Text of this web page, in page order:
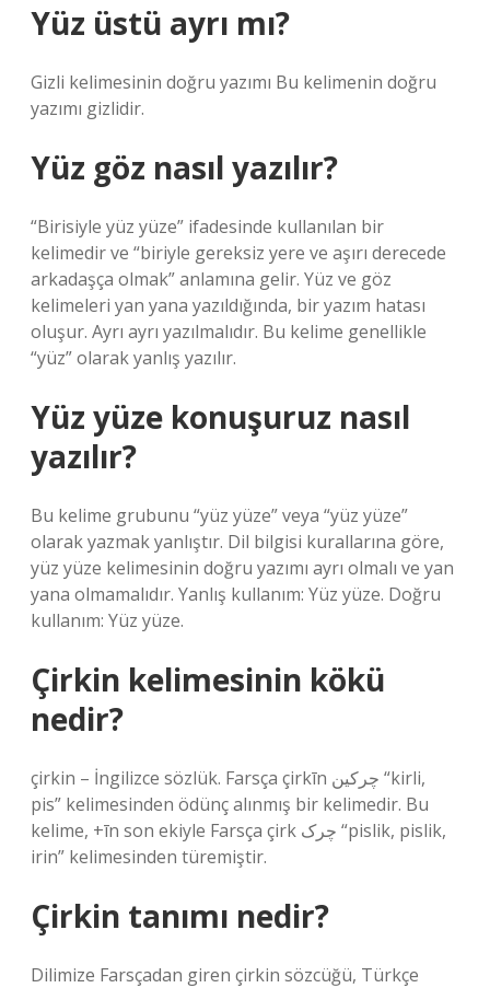
Yüz üstü ayrı mı?
Gizli kelimesinin doğru yazımı Bu kelimenin doğru
yazımı gizlidir.
Yüz göz nasıl yazılır?
“Birisiyle yüz yüze” ifadesinde kullanılan bir
kelimedir ve “biriyle gereksiz yere ve aşırı derecede
arkadaşça olmak” anlamına gelir. Yüz ve göz
kelimeleri yan yana yazıldığında, bir yazım hatası
oluşur. Ayrı ayrı yazılmalıdır. Bu kelime genellikle
“yüz” olarak yanlış yazılır.
Yüz yüze konuşuruz nasıl
yazılır?
Bu kelime grubunu “yüz yüze” veya “yüz yüze”
olarak yazmak yanlıştır. Dil bilgisi kurallarına göre,
yüz yüze kelimesinin doğru yazımı ayrı olmalı ve yan
yana olmamalıdır. Yanlış kullanım: Yüz yüze. Doğru
kullanım: Yüz yüze.
Çirkin kelimesinin kökü
nedir?
çirkin – İngilizce sözlük. Farsça çirkīn چرکین “kirli,
pis” kelimesinden ödünç alınmış bir kelimedir. Bu
kelime, +īn son ekiyle Farsça çirk چرک “pislik, pislik,
irin” kelimesinden türemiştir.
Çirkin tanımı nedir?
Dilimize Farsçadan giren çirkin sözcüğü, Türkçe